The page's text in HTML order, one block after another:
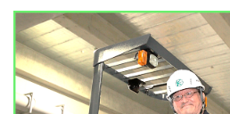
〇アクセス
ユニバーサルシティ駅：徒歩7分
※自転車通勤OK！